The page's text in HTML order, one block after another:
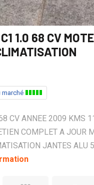
1.0 68 CV
marché
CV ANNEE 2009 KMS
COMPLET A JOUR
JANTES ALU